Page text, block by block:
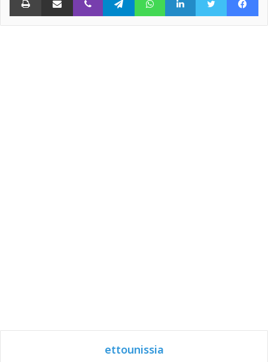
ettounissia